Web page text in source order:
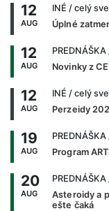
12
AUG
INÉ / celý
Úplné
12
AUG
PREDNÁŠKA
Novinky z
12
AUG
INÉ / celý
Perzeidy
19
AUG
PREDNÁŠKA
Program
20
AUG
PREDNÁŠKA
Asteroidy a
ešte čaká